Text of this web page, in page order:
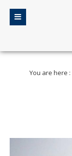
You are here :